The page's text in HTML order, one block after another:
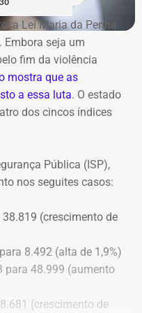
aprovado pelo
notificação da ex-
ex-prefeito de Itaguaí,
e de outros diretores e
de ofício com
Público do
esferas cível e criminal,
e Complementar do
a Lei Maria da Penha
Embora seja um
fim da violência
mostra que as
a essa luta. O estado
dos cincos índices
Pública (ISP),
nos seguites casos:
(crescimento de
8.492 (alta de 1,9%)
para 48.999 (aumento
(crescimento de